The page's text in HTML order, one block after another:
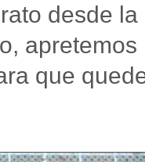
desde la
apretemos
que